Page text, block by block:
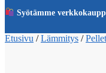
Syötämme
Etusivu /Lämmitys /